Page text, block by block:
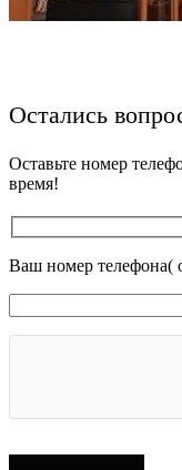
Остались
Оставьте номер
время!
Ваш номер телефона(